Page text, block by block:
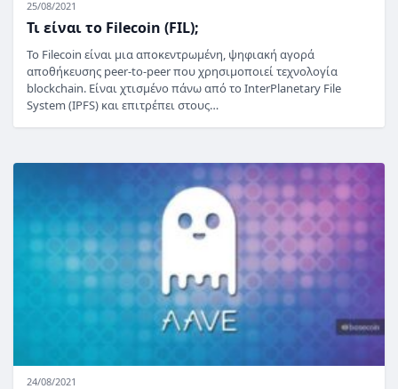
25/08/2021
Τι είναι το Filecoin (FIL);
Το Filecoin είναι μια αποκεντρωμένη, ψηφιακή αγορά
αποθήκευσης peer-to-peer που χρησιμοποιεί τεχνολογία
blockchain. Είναι χτισμένο πάνω από το InterPlanetary File
System (IPFS) και επιτρέπει στους…
24/08/2021